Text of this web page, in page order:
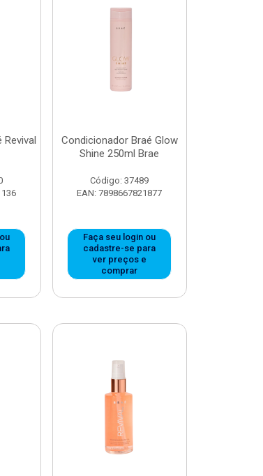
Revival
Condicionador Braé Glow
Shine 250ml Brae
Código: 37489
EAN: 7898667821877
Faça seu login ou
cadastre-se para
ver preços e
comprar